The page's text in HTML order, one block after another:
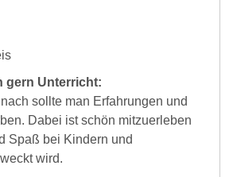
gern Unterricht:
sollte man Erfahrungen und
Dabei ist schön mitzuerleben
Spaß bei Kindern und
wird.